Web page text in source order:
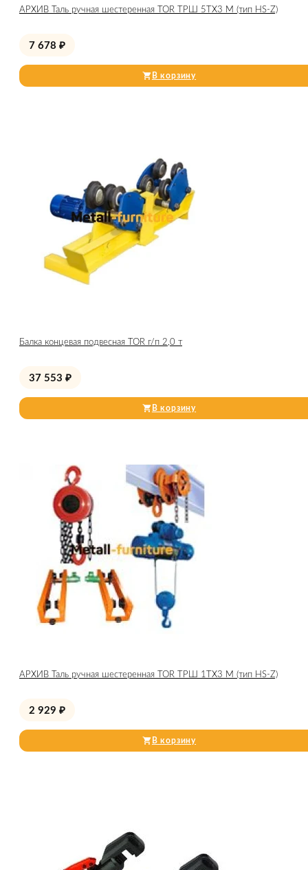
АРХИВ Таль ручная шестеренная TOR ТРШ 5ТХ3 М (тип HS-Z)
7 678 ₽
В корзину
Балка концевая подвесная TOR г/п 2,0 т
37 553 ₽
В корзину
АРХИВ Таль ручная шестеренная TOR ТРШ 1ТХ3 М (тип HS-Z)
2 929 ₽
В корзину